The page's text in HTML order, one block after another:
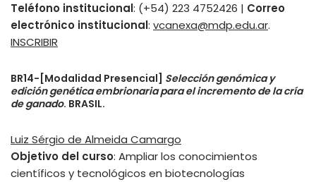
Teléfono institucional: (+54) 223 4752426 | Correo
electrónico institucional: vcanexa@mdp.edu.ar.
INSCRIBIR
BR14-[Modalidad Presencial] Selección genómica y
edición genética embrionaria para el incremento de la cría
de ganado. BRASIL.
Luiz Sérgio de Almeida Camargo
Objetivo del curso: Ampliar los conocimientos
científicos y tecnológicos en biotecnologías